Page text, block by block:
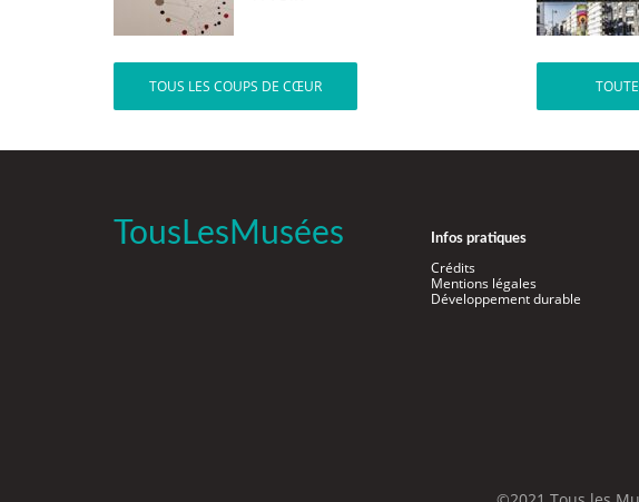
TOUS LES COUPS DE CŒUR
TousLesMusées Infos pratiques
Crédits
Mentions légales
Développement durable